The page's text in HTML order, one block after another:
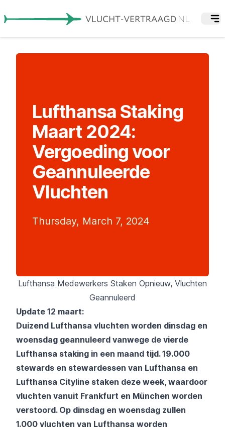
Lufthansa Staking
Maart 2024:
Vergoeding voor
Geannuleerde
Vluchten
Thursday, March 7, 2024
Lufthansa Medewerkers Staken Opnieuw, Vluchten
Geannuleerd
Update 12 maart:
Duizend Lufthansa vluchten worden dinsdag en
woensdag geannuleerd vanwege de vierde
Lufthansa staking in een maand tijd. 19.000
stewards en stewardessen van Lufthansa en
Lufthansa Cityline staken deze week, waardoor
vluchten vanuit Frankfurt en München worden
verstoord. Op dinsdag en woensdag zullen
1.000 vluchten van Lufthansa worden